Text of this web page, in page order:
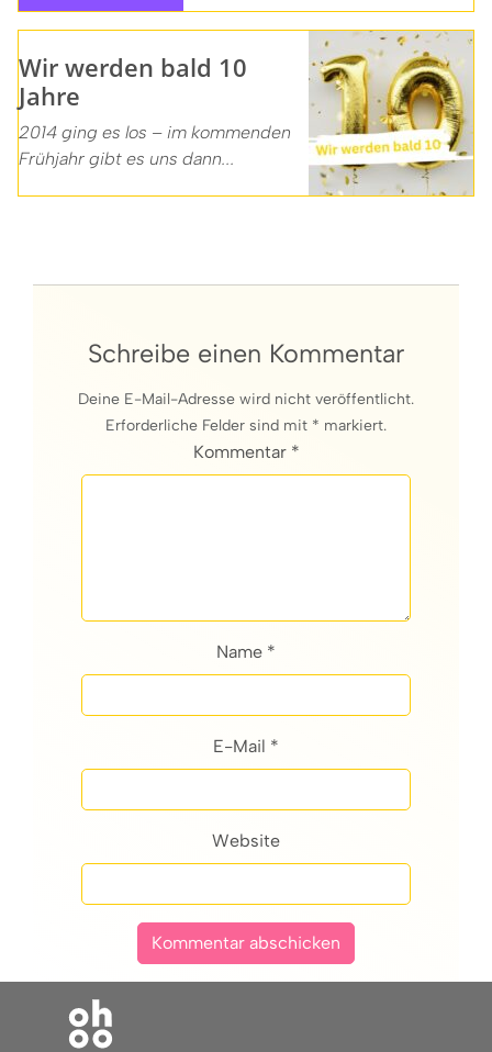
Wir werden bald 10
Jahre
2014 ging es los – im kommenden
Frühjahr gibt es uns dann...
Schreibe einen Kommentar
Deine E-Mail-Adresse wird nicht veröffentlicht.
Erforderliche Felder sind mit * markiert.
Kommentar *
Name *
E-Mail *
Website